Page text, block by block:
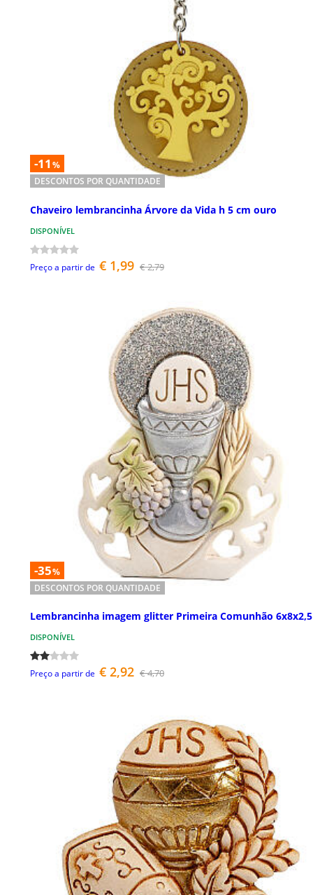
-11 %
DESCONTOS POR QUANTIDADE
Chaveiro lembrancinha Árvore da Vida h 5 cm ouro
DISPONÍVEL
Preço a partir de € 1,99 € 2,79
-35%
DESCONTOS POR QUANTIDADE
Lembrancinha imagem glitter Primeira Comunhão
DISPONÍVEL
Preço a partir de € 2,92 € 4,70